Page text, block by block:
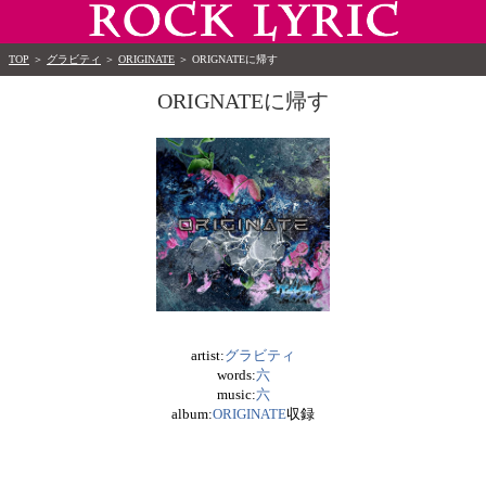
TOP ＞ グラビティ ＞ ORIGINATE ＞ ORIGNATEに帰す
ORIGNATEに帰す
artist:グラビティ
words:六
music:六
album:ORIGINATE収録